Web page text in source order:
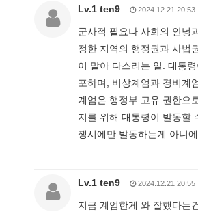
Lv.1 ten9 2024.12.21 20:53
군사적 필요나 사회의 안녕
정한 지역의 행정권과 사법
이 맡아 다스리는 일. 대통
포하며, 비상계엄과 경비계
계엄은 행정부 고유 권한으
지를 위해 대통령이 발동할
쟁시에만 발동하는게 아니
Lv.1 ten9 2024.12.21 20:55
지금 계엄한게 와 잘했다는